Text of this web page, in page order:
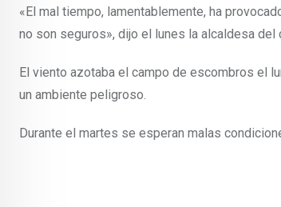
«El mal tiempo, lamentablemente, ha
no son seguros», dijo el lunes la alcaldesa
El viento azotaba el campo de escombros el
un ambiente peligroso.
Durante el martes se esperan malas